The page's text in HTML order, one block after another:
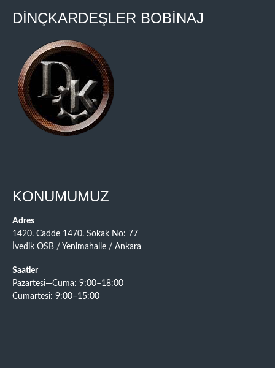
DİNÇKARDEŞLER BOBİNAJ
KONUMUMUZ
Adres
1420. Cadde 1470. Sokak No: 77
İvedik OSB / Yenimahalle / Ankara
Saatler
Pazartesi—Cuma: 9:00–18:00
Cumartesi: 9:00–15:00